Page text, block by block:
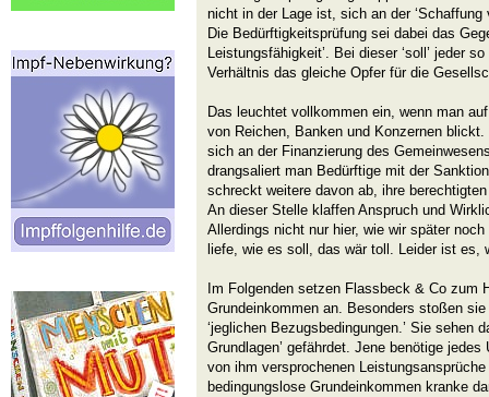
nicht in der Lage ist, sich an der ‘Schaffung
Die Bedürftigkeitsprüfung sei dabei das
Leistungsfähigkeit’. Bei dieser ‘soll’ jeder
Verhältnis das gleiche Opfer für die
Das leuchtet vollkommen ein, wenn man
von Reichen, Banken und Konzernen
sich an der Finanzierung des
drangsaliert man Bedürftige mit der
schreckt weitere davon ab, ihre
An dieser Stelle klaffen Anspruch und
Allerdings nicht nur hier, wie wir später
liefe, wie es soll, das wär toll. Leider ist es,
Im Folgenden setzen Flassbeck & Co zum
Grundeinkommen an. Besonders stoßen
‘jeglichen Bezugsbedingungen.’ Sie sehen
Grundlagen’ gefährdet. Jene benötige
von ihm versprochenen
bedingungslose Grundeinkommen kranke